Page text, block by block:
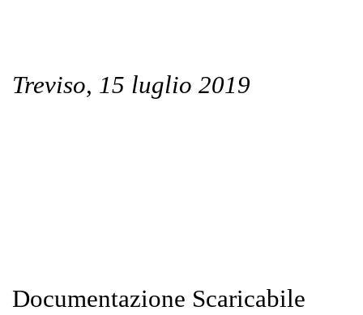
Treviso, 15 luglio 2019
Documentazione Scaricabile